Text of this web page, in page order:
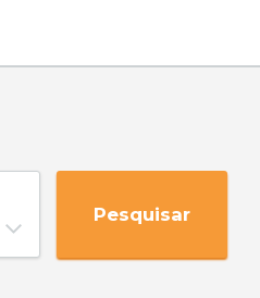
Pesquisar